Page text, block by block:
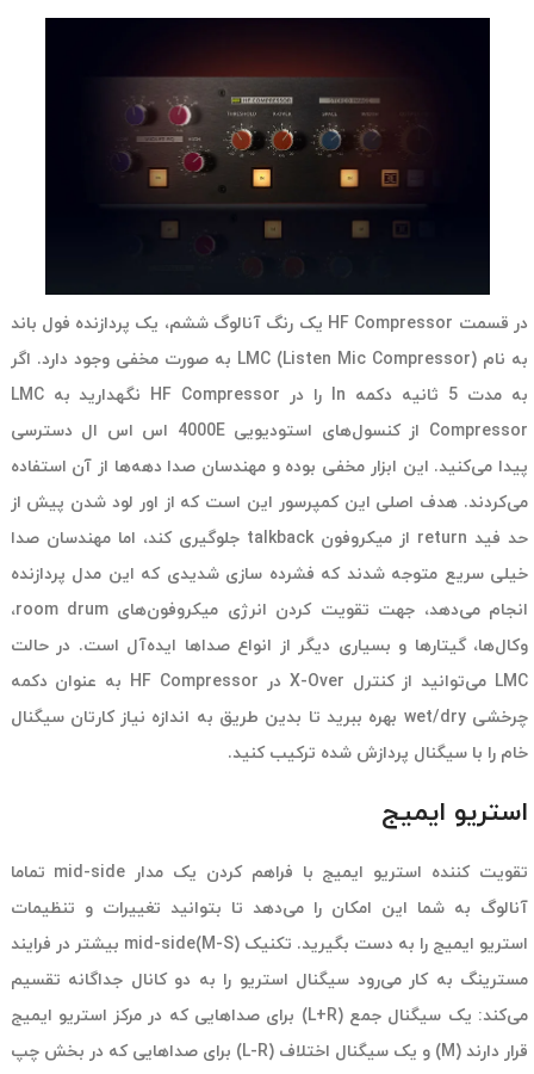
در قسمت HF Compressor یک رنگ آنالوگ ششم، یک پردازنده فول باند
به نام LMC (Listen Mic Compressor) به صورت مخفی وجود دارد. اگر
به مدت 5 ثانیه دکمه In را در HF Compressor نگهدارید به LMC
Compressor از کنسول‌های استودیویی 4000E اس اس ال دسترسی
پیدا می‌کنید. این ابزار مخفی بوده و مهندسان صدا دهه‌ها از آن استفاده
می‌کردند. هدف اصلی این کمپرسور این است که از اور لود شدن پیش از
حد فید return از میکروفون talkback جلوگیری کند، اما مهندسان صدا
خیلی سریع متوجه شدند که فشرده سازی شدیدی که این مدل پردازنده
انجام می‌دهد، جهت تقویت کردن انرژی میکروفون‌های room drum،
وکال‌ها، گیتارها و بسیاری دیگر از انواع صداها ایده‌آل است. در حالت
LMC می‌توانید از کنترل X-Over در HF Compressor به عنوان دکمه
چرخشی wet/dry بهره ببرید تا بدین طریق به اندازه نیاز کارتان سیگنال
خام را با سیگنال پردازش شده ترکیب کنید.
استریو ایمیج
تقویت کننده استریو ایمیج با فراهم کردن یک مدار mid-side تماما
آنالوگ به شما این امکان را می‌دهد تا بتوانید تغییرات و تنظیمات
استریو ایمیج را به دست بگیرید. تکنیک mid-side(M-S) بیشتر در فرایند
مسترینگ به کار می‌رود سیگنال استریو را به دو کانال جداگانه تقسیم
می‌کند: یک سیگنال جمع (L+R) برای صداهایی که در مرکز استریو ایمیج
قرار دارند (M) و یک سیگنال اختلاف (L-R) برای صداهایی که در بخش چپ